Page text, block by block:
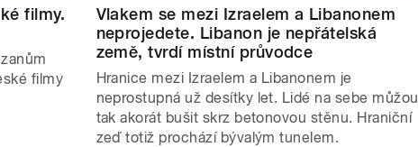
filmy.
filmy
Vlakem se mezi Izraelem a Libanonem
neprojedete. Libanon je nepřátelská
země, tvrdí místní průvodce
Hranice mezi Izraelem a Libanonem je
neprostupná už desítky let. Lidé na sebe můžou
tak akorát bušit skrz betonovou stěnu. Hraniční
zeď totiž prochází bývalým tunelem.